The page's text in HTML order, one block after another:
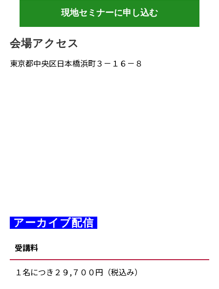
現地セミナーに申し込む
会場アクセス
東京都中央区日本橋浜町３－１６－８
アーカイブ配信
受講料
１名につき２９,７００円（税込み）